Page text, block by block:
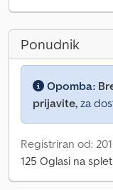
Ponudnik
Opomba:
prijavite, za
Registriran od:
125 Oglasi na